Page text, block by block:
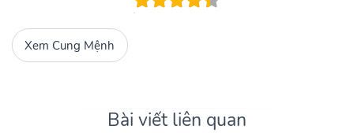
Xem Cung Mệnh
Bài viết liên quan